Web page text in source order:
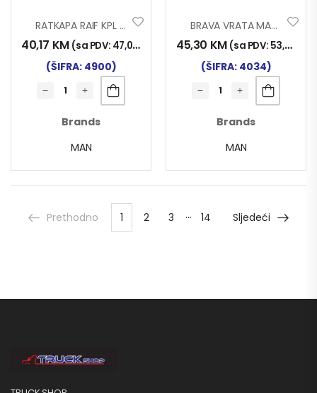
RATKAPA RAIF KPL MAN
40,17 KM (sa PDV: 47,00
(ŠIFRA: 4900)
Brands
MAN
BRAVA VRATA MAN TG-A/TG-X/TG-S/TG-L LIJEVA
45,30 KM (sa PDV: 53,00
(ŠIFRA: 4034)
Brands
MAN
Prethodno 1 2 3 … 14 Sljedeći